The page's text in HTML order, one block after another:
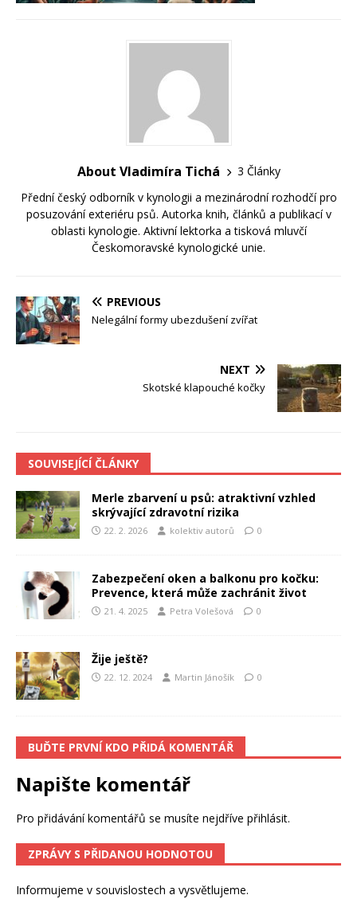
About Vladimíra Tichá
3 Články
Přední český odborník v kynologii a mezinárodní rozhodčí pro
posuzování exteriéru psů. Autorka knih, článků a publikací v
oblasti kynologie. Aktivní lektorka a tisková mluvčí
Českomoravské kynologické unie.
PREVIOUS
Nelegální formy ubezdušení zvířat
NEXT
Skotské klapouché kočky
SOUVISEJÍCÍ ČLÁNKY
Merle zbarvení u psů: atraktivní vzhled
skrývající zdravotní rizika
22. 2. 2026 kolektiv autorů 0
Zabezpečení oken a balkonu pro kočku:
Prevence, která může zachránit život
21. 4. 2025 Petra Volešová 0
Žije ještě?
22. 12. 2024 Martin Jánošík 0
BUĎTE PRVNÍ KDO PŘIDÁ KOMENTÁŘ
Napište komentář
Pro přidávání komentářů se musíte nejdříve přihlásit.
ZPRÁVY S PŘIDANOU HODNOTOU
Informujeme v souvislostech a vysvětlujeme.